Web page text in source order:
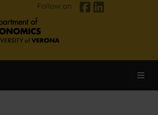
Follow on